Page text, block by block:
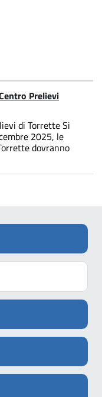
Prelievi
di Torrette Si
2025, le
dovranno